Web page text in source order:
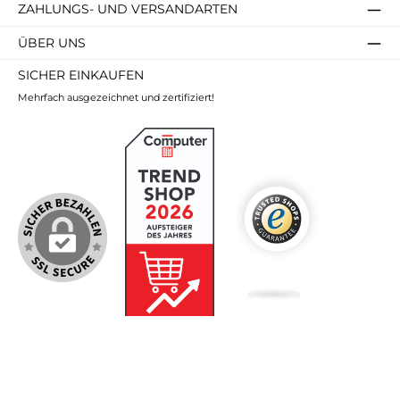
ZAHLUNGS- UND VERSANDARTEN
ÜBER UNS
SICHER EINKAUFEN
Mehrfach ausgezeichnet und zertifiziert!